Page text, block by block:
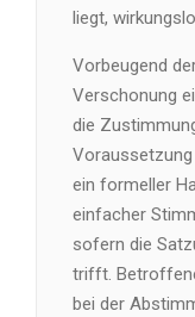
liegt,
Vorbeugend
Verschonung
die
ein formeller
einfacher
sofern die
trifft.
bei der